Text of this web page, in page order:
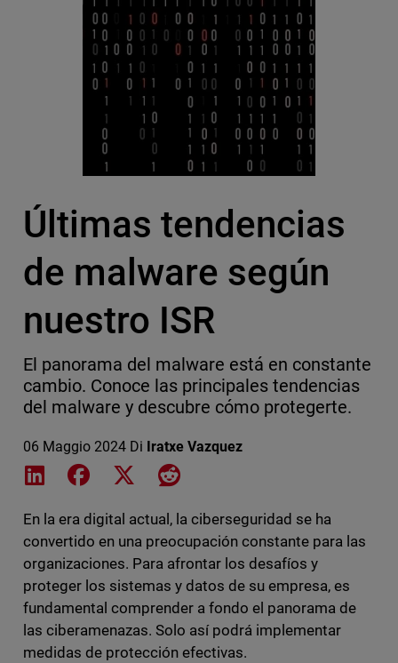
Últimas tendencias
de malware según
nuestro ISR
El panorama del malware está en constante
cambio. Conoce las principales tendencias
del malware y descubre cómo protegerte.
06 Maggio 2024 Di Iratxe Vazquez
Share on LinkedIn
Share on Facebook
Share on XShare on Reddit
En la era digital actual, la ciberseguridad se ha
convertido en una preocupación constante para las
organizaciones. Para afrontar los desafíos y
proteger los sistemas y datos de su empresa, es
fundamental comprender a fondo el panorama de
las ciberamenazas. Solo así podrá implementar
medidas de protección efectivas.